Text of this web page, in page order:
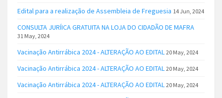
Edital para a realização de Assembleia de Freguesia 14 Jun, 2024
CONSULTA JURÍICA GRATUITA NA LOJA DO CIDADÃO DE MAFRA
31 May, 2024
Vacinação Antirrábica 2024 - ALTERAÇÃO AO EDITAL 20 May, 2024
Vacinação Antirrábica 2024 - ALTERAÇÃO AO EDITAL 20 May, 2024
Vacinação Antirrábica 2024 - ALTERAÇÃO AO EDITAL 20 May, 2024